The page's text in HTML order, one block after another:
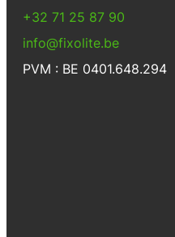
+32 71 25 87 90
info@fixolite.be
PVM : BE 0401.648.294